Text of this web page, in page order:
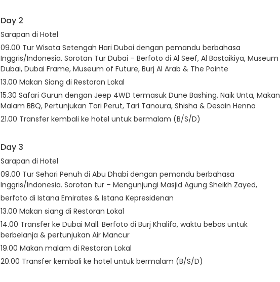
Day 2
Sarapan di Hotel
09.00 Tur Wisata Setengah Hari Dubai dengan pemandu berbahasa
Inggris/Indonesia. Sorotan Tur Dubai – Berfoto di Al Seef, Al Bastaikiya, Museum
Dubai, Dubai Frame, Museum of Future, Burj Al Arab & The Pointe
13.00 Makan Siang di Restoran Lokal
15.30 Safari Gurun dengan Jeep 4WD termasuk Dune Bashing, Naik Unta, Makan
Malam BBQ, Pertunjukan Tari Perut, Tari Tanoura, Shisha & Desain Henna
21.00 Transfer kembali ke hotel untuk bermalam (B/S/D)
Day 3
Sarapan di Hotel
09.00 Tur Sehari Penuh di Abu Dhabi dengan pemandu berbahasa
Inggris/Indonesia. Sorotan tur – Mengunjungi Masjid Agung Sheikh Zayed,
berfoto di Istana Emirates & Istana Kepresidenan
13.00 Makan siang di Restoran Lokal
14.00 Transfer ke Dubai Mall. Berfoto di Burj Khalifa, waktu bebas untuk
berbelanja & pertunjukan Air Mancur
19.00 Makan malam di Restoran Lokal
20.00 Transfer kembali ke hotel untuk bermalam (B/S/D)